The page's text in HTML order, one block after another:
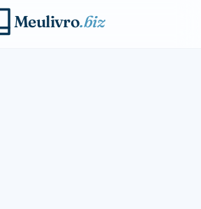
Meulivro.biz